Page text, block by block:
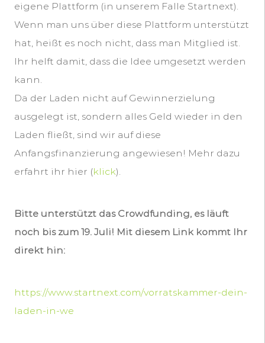
eigene Plattform (in unserem Falle Startnext).
Wenn man uns über diese Plattform unterstützt
hat, heißt es noch nicht, dass man Mitglied ist.
Ihr helft damit, dass die Idee umgesetzt werden
kann.
Da der Laden nicht auf Gewinnerzielung
ausgelegt ist, sondern alles Geld wieder in den
Laden fließt, sind wir auf diese
Anfangsfinanzierung angewiesen! Mehr dazu
erfahrt ihr hier (klick).
Bitte unterstützt das Crowdfunding, es läuft
noch bis zum 19. Juli! Mit diesem Link kommt Ihr
direkt hin:
https://www.startnext.com/vorratskammer-dein-
laden-in-we